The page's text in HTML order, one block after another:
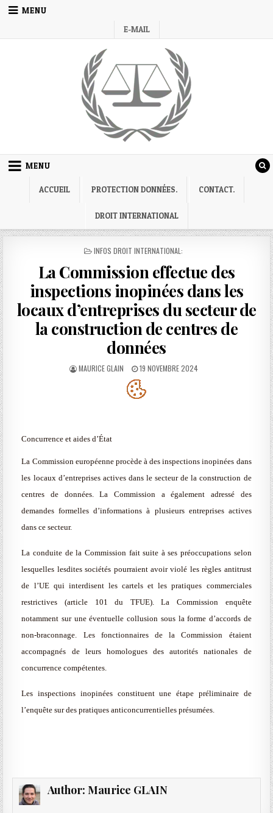
Skip
MENU
E-MAIL
MENU
ACCUEIL PROTECTION DONNÉES. CONTACT.
DROIT INTERNATIONAL
POSTED
INFOS DROIT INTERNATIONAL:
La Commission effectue des
inspections inopinées dans les
locaux d’entreprises du secteur de
la construction de centres de
données
AUTHOR:
MAURICE GLAIN
PUBLISHED
DATE:
19 NOVEMBRE 2024
Concurrence et aides d’État
La Commission européenne procède à des inspections inopinées dans
les locaux d’entreprises actives dans le secteur de la construction de
centres de données. La Commission a également adressé des
demandes formelles d’informations à plusieurs entreprises actives
dans ce secteur.
La conduite de la Commission fait suite à ses préoccupations selon
lesquelles lesdites sociétés pourraient avoir violé les règles antitrust
de l’UE qui interdisent les cartels et les pratiques commerciales
restrictives (article 101 du TFUE). La Commission enquête
notamment sur une éventuelle collusion sous la forme d’accords de
non-braconnage. Les fonctionnaires de la Commission étaient
accompagnés de leurs homologues des autorités nationales de
concurrence compétentes.
Les inspections inopinées constituent une étape préliminaire de
l’enquête sur des pratiques anticoncurrentielles présumées.
Author: Maurice GLAIN